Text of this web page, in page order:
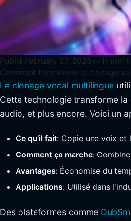
Publié February 27, 2025 • ~11 min
Comment fonctionne le clonage
Le clonage vocal multilingue
Cette technologie transforme
audio, et plus encore. Voici un
Ce qu'il fait: Copie une voix et
Comment ça marche:
Avantages: Économise du
Applications: Utilisé dans
Des plateformes comme